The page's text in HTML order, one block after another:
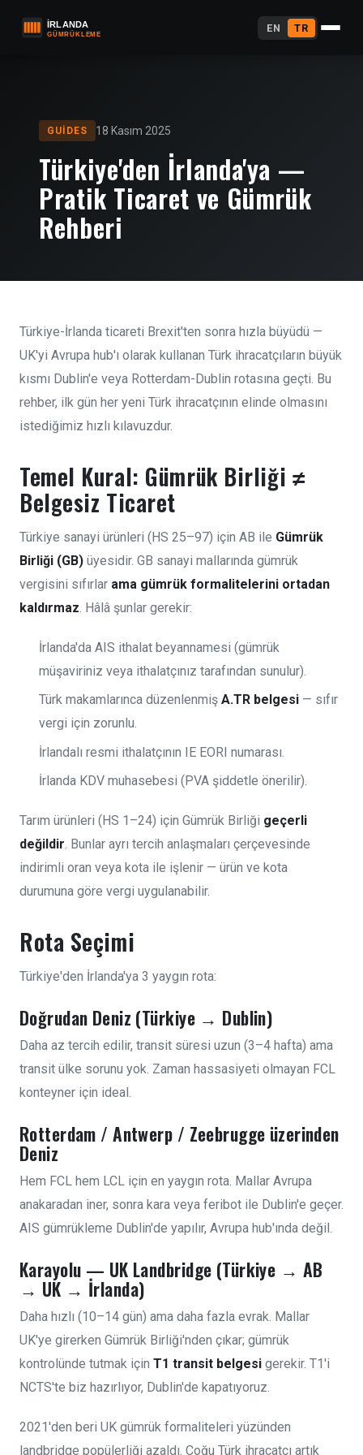
EN TR
GUIDES 18 Kasım 2025
Türkiye'den İrlanda'ya —
Pratik Ticaret ve Gümrük
Rehberi
Türkiye-İrlanda ticareti Brexit'ten sonra hızla büyüdü —
UK'yi Avrupa hub'ı olarak kullanan Türk ihracatçıların büyük
kısmı Dublin'e veya Rotterdam-Dublin rotasına geçti. Bu
rehber, ilk gün her yeni Türk ihracatçının elinde olmasını
istediğimiz hızlı kılavuzdur.
Temel Kural: Gümrük Birliği ≠
Belgesiz Ticaret
Türkiye sanayi ürünleri (HS 25–97) için AB ile Gümrük
Birliği (GB) üyesidir. GB sanayi mallarında gümrük
vergisini sıfırlar ama gümrük formalitelerini ortadan
kaldırmaz. Hâlâ şunlar gerekir:
İrlanda'da AIS ithalat beyannamesi (gümrük
müşaviriniz veya ithalatçınız tarafından sunulur).
Türk makamlarınca düzenlenmiş A.TR belgesi — sıfır
vergi için zorunlu.
İrlandalı resmi ithalatçının IE EORI numarası.
İrlanda KDV muhasebesi (PVA şiddetle önerilir).
Tarım ürünleri (HS 1–24) için Gümrük Birliği geçerli
değildir. Bunlar ayrı tercih anlaşmaları çerçevesinde
indirimli oran veya kota ile işlenir — ürün ve kota
durumuna göre vergi uygulanabilir.
Rota Seçimi
Türkiye'den İrlanda'ya 3 yaygın rota:
Doğrudan Deniz (Türkiye → Dublin)
Daha az tercih edilir, transit süresi uzun (3–4 hafta) ama
transit ülke sorunu yok. Zaman hassasiyeti olmayan FCL
konteyner için ideal.
Rotterdam / Antwerp / Zeebrugge üzerinden
Deniz
Hem FCL hem LCL için en yaygın rota. Mallar Avrupa
anakaradan iner, sonra kara veya feribot ile Dublin'e geçer.
AIS gümrükleme Dublin'de yapılır, Avrupa hub'ında değil.
Karayolu — UK Landbridge (Türkiye → AB
→ UK → İrlanda)
Daha hızlı (10–14 gün) ama daha fazla evrak. Mallar
UK'ye girerken Gümrük Birliği'nden çıkar; gümrük
kontrolünde tutmak için T1 transit belgesi gerekir. T1'i
NCTS'te biz hazırlıyor, Dublin'de kapatıyoruz.
2021'den beri UK gümrük formaliteleri yüzünden
landbridge popülerliği azaldı. Çoğu Türk ihracatçı artık